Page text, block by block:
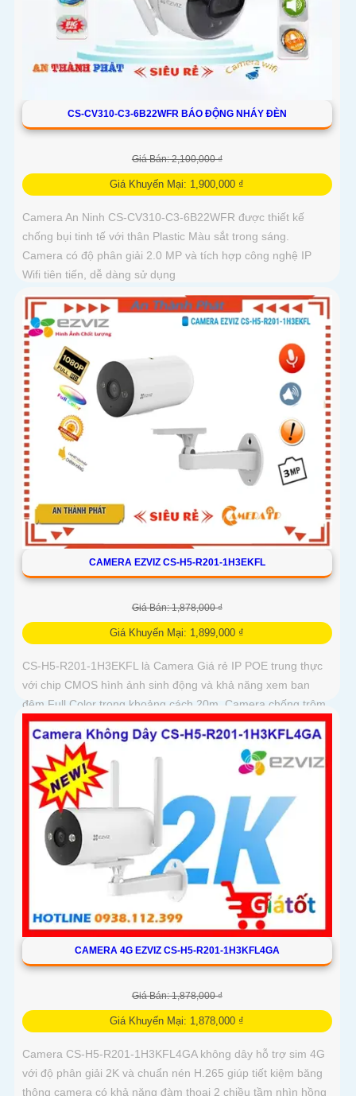
CS-CV310-C3-6B22WFR BÁO ĐỘNG NHÁY ĐÈN
Giá Bán: 2,100,000 ₫
Giá Khuyến Mại: 1,900,000 ₫
Camera An Ninh CS-CV310-C3-6B22WFR được thiết kế
chống bụi tinh tế với thân Plastic Màu sắt trong sáng.
Camera có độ phân giải 2.0 MP và tích hợp công nghệ IP
Wifi tiên tiến, dễ dàng sử dụng
CAMERA EZVIZ CS-H5-R201-1H3EKFL
Giá Bán: 1,878,000 ₫
Giá Khuyến Mại: 1,899,000 ₫
CS-H5-R201-1H3EKFL là Camera Giá rẻ IP POE trung thực
với chip CMOS hình ảnh sinh động và khả năng xem ban
đêm Full Color trong khoảng cách 20m. Camera chống trộm
hiệu quả giá rẻ và tiết kiệm có độ phân giải 3
CAMERA 4G EZVIZ CS-H5-R201-1H3KFL4GA
Giá Bán: 1,878,000 ₫
Giá Khuyến Mại: 1,878,000 ₫
Camera CS-H5-R201-1H3KFL4GA không dây hỗ trợ sim 4G
với độ phân giải 2K và chuẩn nén H.265 giúp tiết kiệm băng
thông camera có khả năng đàm thoại 2 chiều tầm nhìn hồng